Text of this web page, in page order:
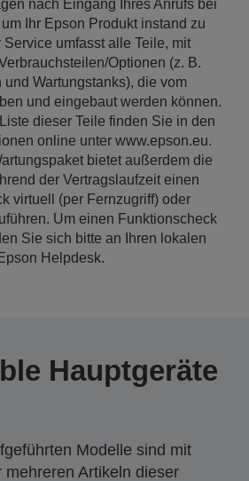
nach Eingang Ihres Anrufs bei
um Ihr Epson Produkt instand zu
umfasst alle Teile, mit
Optionen (z. B.
und Wartungstanks), die vom
und eingebaut werden können.
dieser Teile finden Sie in den
online unter www.epson.eu.
bietet außerdem die
der Vertragslaufzeit einen
virtuell (per Fernzugriff) oder
Um einen Funktionscheck
Sie sich bitte an Ihren lokalen
Epson Helpdesk.
Hauptgeräte
Modelle sind mit
mehreren Artikeln dieser